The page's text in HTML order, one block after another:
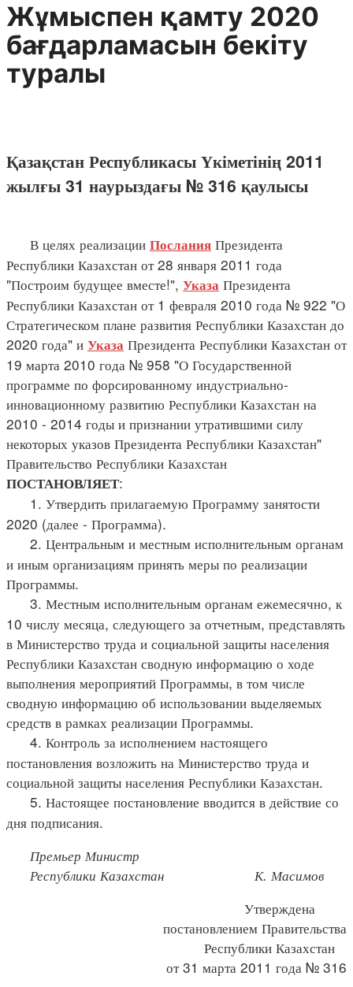
Жұмыспен қамту 2020
бағдарламасын бекіту
туралы
Қазақстан Республикасы Үкіметінің 2011
жылғы 31 наурыздағы № 316 қаулысы
В целях реализации Послания Президента
Республики Казахстан от 28 января 2011 года
"Построим будущее вместе!", Указа Президента
Республики Казахстан от 1 февраля 2010 года № 922 "О
Стратегическом плане развития Республики Казахстан до
2020 года" и Указа Президента Республики Казахстан от
19 марта 2010 года № 958 "О Государственной
программе по форсированному индустриально-
инновационному развитию Республики Казахстан на
2010 - 2014 годы и признании утратившими силу
некоторых указов Президента Республики Казахстан"
Правительство Республики Казахстан
ПОСТАНОВЛЯЕТ:
1. Утвердить прилагаемую Программу занятости
2020 (далее - Программа).
2. Центральным и местным исполнительным органам
и иным организациям принять меры по реализации
Программы.
3. Местным исполнительным органам ежемесячно, к
10 числу месяца, следующего за отчетным, представлять
в Министерство труда и социальной защиты населения
Республики Казахстан сводную информацию о ходе
выполнения мероприятий Программы, в том числе
сводную информацию об использовании выделяемых
средств в рамках реализации Программы.
4. Контроль за исполнением настоящего
постановления возложить на Министерство труда и
социальной защиты населения Республики Казахстан.
5. Настоящее постановление вводится в действие со
дня подписания.
Премьер Министр
Республики Казахстан
К. Масимов
Утверждена
постановлением Правительства
Республики Казахстан
от 31 марта 2011 года № 316